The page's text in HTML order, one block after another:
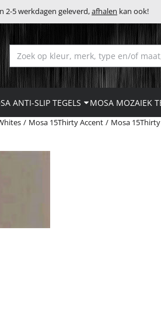
2-5 werkdagen geleverd,afhalen kan ook!
ANTI-SLIP TEGELS MOSA MOZAIEK
/ Mosa 15Thirty Accent / Mosa